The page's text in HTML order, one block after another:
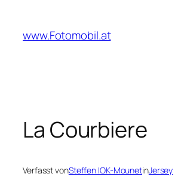
springen
www.Fotomobil.at
La Courbiere
Verfasst vonSteffen IOK-MounetinJersey